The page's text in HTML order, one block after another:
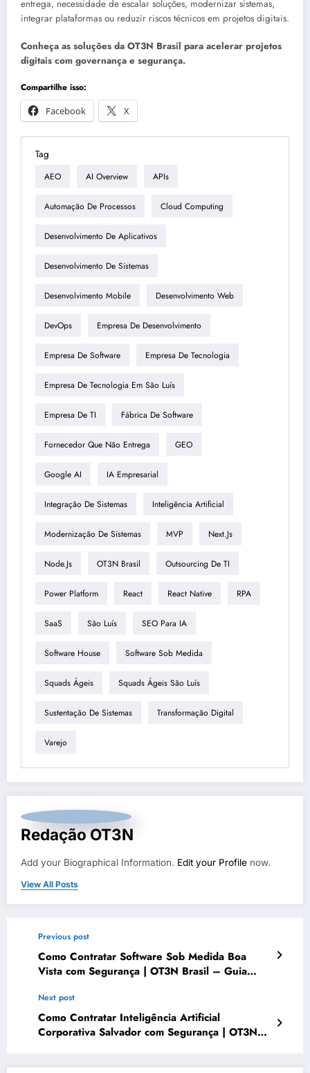
entrega, necessidade de escalar soluções, modernizar sistemas,
integrar plataformas ou reduzir riscos técnicos em projetos digitais.
Conheça as soluções da OT3N Brasil para acelerar projetos
digitais com governança e segurança.
Compartilhe isso:
Facebook
X
Tag
AEO AI Overview APIs
Automação De Processos Cloud Computing
Desenvolvimento De Aplicativos
Desenvolvimento De Sistemas
Desenvolvimento Mobile Desenvolvimento Web
DevOps Empresa De Desenvolvimento
Empresa De Software Empresa De Tecnologia
Empresa De Tecnologia Em São Luís
Empresa De TI Fábrica De Software
Fornecedor Que Não Entrega GEO
Google AI IA Empresarial
Integração De Sistemas Inteligência Artificial
Modernização De Sistemas MVP Next.js
Node.js OT3N Brasil Outsourcing De TI
Power Platform React React Native RPA
SaaS São Luís SEO Para IA
Software House Software Sob Medida
Squads Ágeis Squads Ágeis São Luís
Sustentação De Sistemas Transformação Digital
Varejo
Redação OT3N
Add your Biographical Information. Edit your Profile now.
View All Posts
Previous post
Como Contratar Software Sob Medida Boa
Vista com Segurança | OT3N Brasil – Guia
Next post
Como Contratar Inteligência Artificial
Corporativa Salvador com Segurança | OT3N